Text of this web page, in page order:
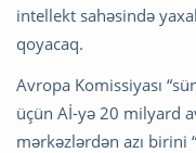
intellekt sahəsində
qoyacaq.
Avropa Komissiyası
üçün Aİ-yə 20 milyard
mərkəzlərdən azı birini